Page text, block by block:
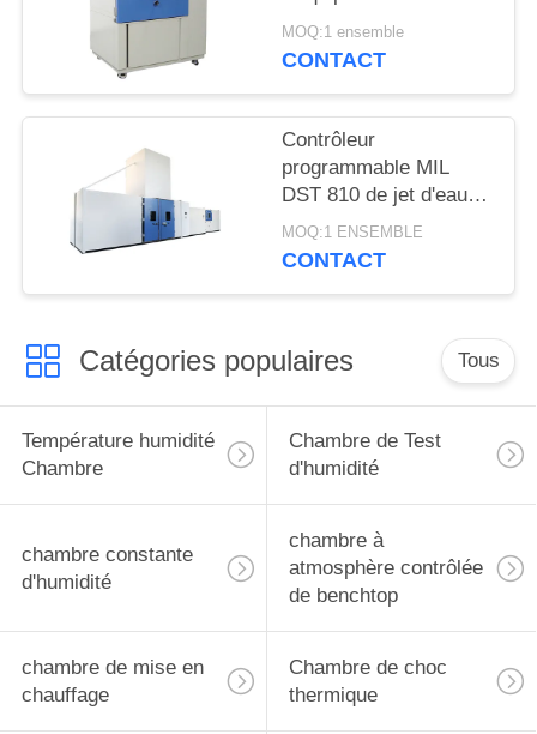
d'entrée de l'eau d'IPX3
IPX4
MOQ:1 ensemble
CONTACT
Contrôleur
programmable MIL
DST 810 de jet d'eau
de chambre
automatique d'essai
MOQ:1 ENSEMBLE
CONTACT
Catégories populaires Tous
Température humidité
Chambre
Chambre de Test
d'humidité
chambre constante
d'humidité
chambre à
atmosphère contrôlée
de benchtop
chambre de mise en
chauffage
Chambre de choc
thermique